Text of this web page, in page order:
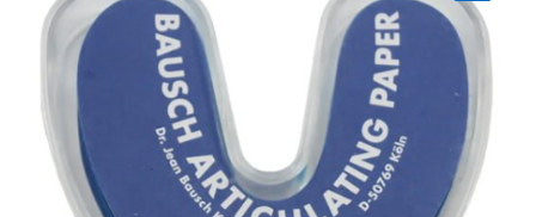
FAQ
Zwroty i Reklamacje
Regulamin sklepu
Polityka prywatności